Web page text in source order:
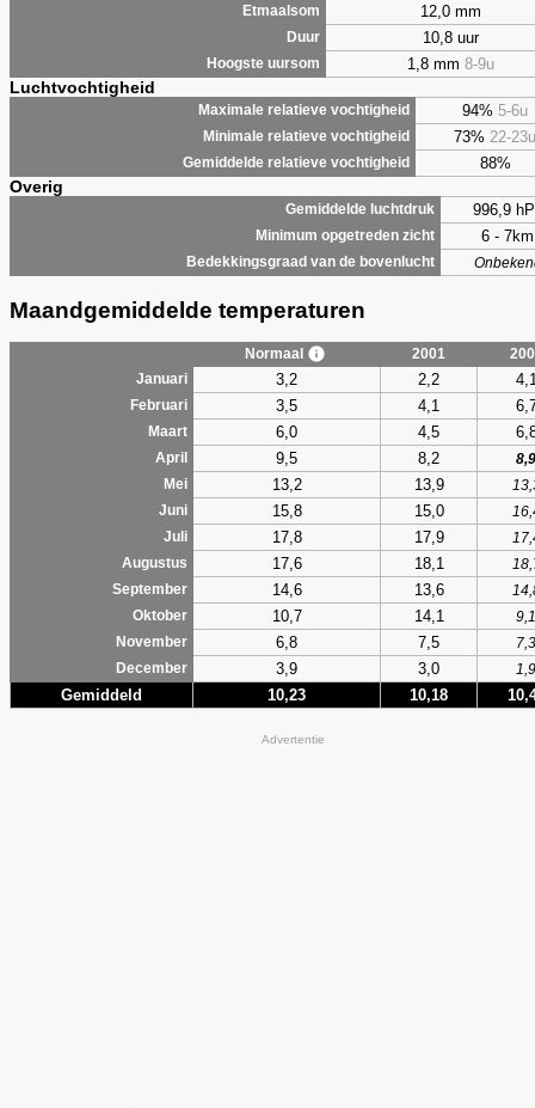
Etmaalsom 12,0 mm
Duur 10,8 uur
Hoogste uursom 1,8 mm 8-9u
Luchtvochtigheid
Maximale relatieve vochtigheid 94% 5-6u
Minimale relatieve vochtigheid 73% 22-23u
Gemiddelde relatieve vochtigheid 88%
Overig
Gemiddelde luchtdruk 996,9
Minimum opgetreden zicht 6 - 7km
Bedekkingsgraad van de bovenlucht
Maandgemiddelde temperaturen
Normaal 2001
Januari
3,2 2,2
Februari 3,5 4,1
Maart 6,0 4,5
April 9,5 8,2
8,9
Mei
13,2 13,9
Juni
15,8 15,0
Juli
17,8 17,9
Augustus
17,6 18,1
September
14,6 13,6
Oktober
10,7 14,1
9,1
November
6,8 7,5
7,3
December
3,9 3,0 1,9
Gemiddeld 10,23 10,18
Advertentie